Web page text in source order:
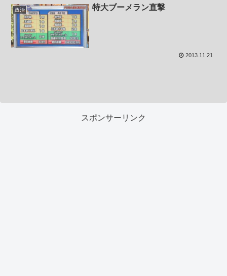
政治 特大ブーメラン直撃
2013.11.21
スポンサーリンク